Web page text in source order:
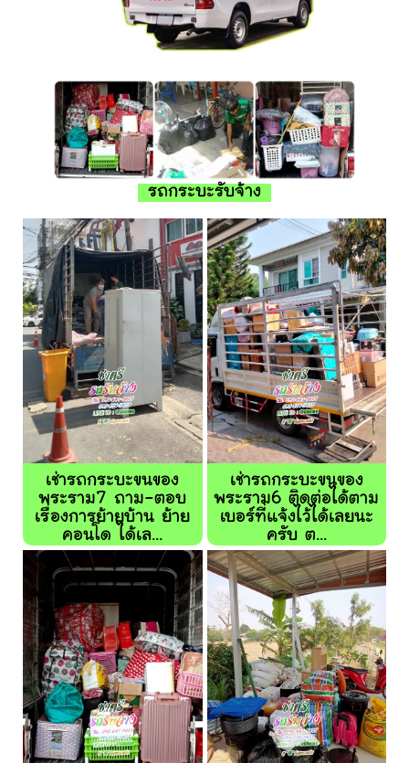
รถกระบะรับจ้าง
เช่ารถกระบะขนของ
พระราม7 ถาม-ตอบ
เรื่องการย้ายบ้าน ย้าย
คอนโด ได้เล...
เช่ารถกระบะขนของ
พระราม6 ติดต่อได้ตาม
เบอร์ที่แจ้งไว้ได้เลยนะ
ครับ ต...